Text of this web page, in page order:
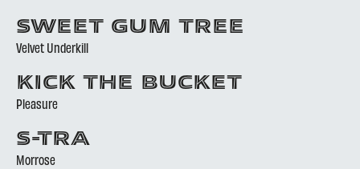
SWEET GUM TREE
Velvet Underkill
KICK THE BUCKET
Pleasure
S-TRA
Morrose